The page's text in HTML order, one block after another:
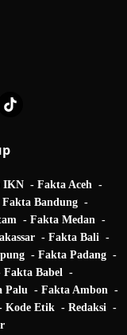
IKN
Fakta Aceh
Fakta Bandung
Fakta Medan
Fakta Bali
Fakta Padang
Fakta Babel
Palu
Fakta Ambon
Kode Etik
Redaksi